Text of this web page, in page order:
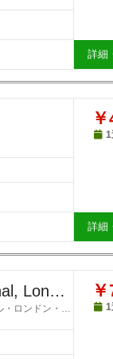
詳細
1
詳細
Language Studies International, London Hampstead
ランゲージ・スタディーズ・インターナショナル・ロンドン・ハムステッド校 1